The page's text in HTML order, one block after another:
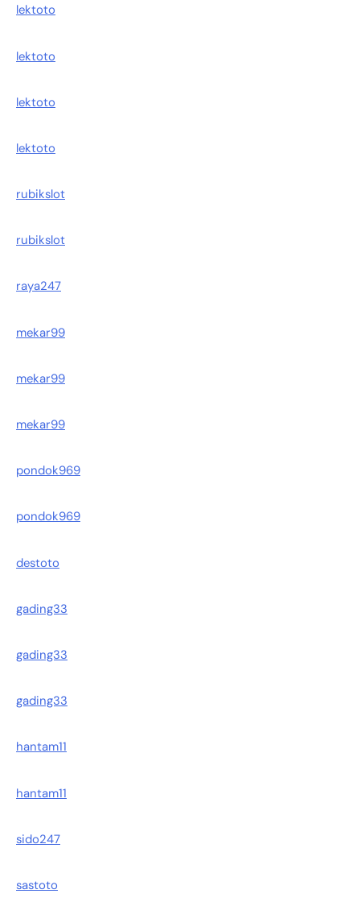
lektoto
lektoto
lektoto
lektoto
rubikslot
rubikslot
raya247
mekar99
mekar99
mekar99
pondok969
pondok969
destoto
gading33
gading33
gading33
hantam11
hantam11
sido247
sastoto